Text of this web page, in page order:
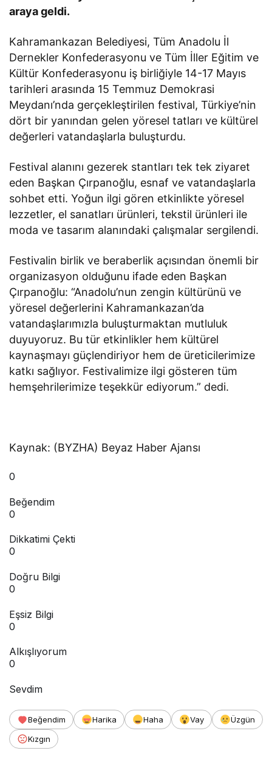
araya geldi.
Kahramankazan Belediyesi, Tüm Anadolu İl
Dernekler Konfederasyonu ve Tüm İller Eğitim ve
Kültür Konfederasyonu iş birliğiyle 14-17 Mayıs
tarihleri arasında 15 Temmuz Demokrasi
Meydanı’nda gerçekleştirilen festival, Türkiye’nin
dört bir yanından gelen yöresel tatları ve kültürel
değerleri vatandaşlarla buluşturdu.
Festival alanını gezerek stantları tek tek ziyaret
eden Başkan Çırpanoğlu, esnaf ve vatandaşlarla
sohbet etti. Yoğun ilgi gören etkinlikte yöresel
lezzetler, el sanatları ürünleri, tekstil ürünleri ile
moda ve tasarım alanındaki çalışmalar sergilendi.
Festivalin birlik ve beraberlik açısından önemli bir
organizasyon olduğunu ifade eden Başkan
Çırpanoğlu: “Anadolu’nun zengin kültürünü ve
yöresel değerlerini Kahramankazan’da
vatandaşlarımızla buluşturmaktan mutluluk
duyuyoruz. Bu tür etkinlikler hem kültürel
kaynaşmayı güçlendiriyor hem de üreticilerimize
katkı sağlıyor. Festivalimize ilgi gösteren tüm
hemşehrilerimize teşekkür ediyorum.” dedi.
Kaynak: (BYZHA) Beyaz Haber Ajansı
0
Beğendim
0
Dikkatimi Çekti
0
Doğru Bilgi
0
Eşsiz Bilgi
0
Alkışlıyorum
0
Sevdim
Beğendim Harika Haha Vay
Üzgün
Kızgın